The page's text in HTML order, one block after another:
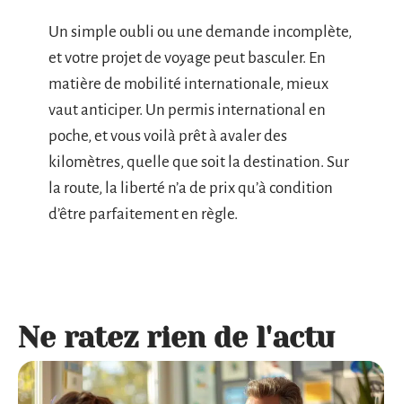
Un simple oubli ou une demande incomplète,
et votre projet de voyage peut basculer. En
matière de mobilité internationale, mieux
vaut anticiper. Un permis international en
poche, et vous voilà prêt à avaler des
kilomètres, quelle que soit la destination. Sur
la route, la liberté n’a de prix qu’à condition
d’être parfaitement en règle.
Ne ratez rien de l'actu